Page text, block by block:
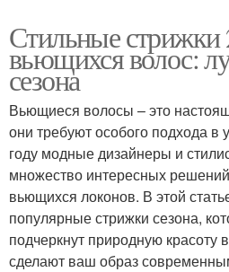
Стильные стрижки
вьющихся волос:
сезона
Вьющиеся волосы – это
они требуют особого подхода в
году модные дизайнеры и
множество интересных
вьющихся локонов. В этой
популярные стрижки сезона,
подчеркнут природную красоту
сделают ваш образ